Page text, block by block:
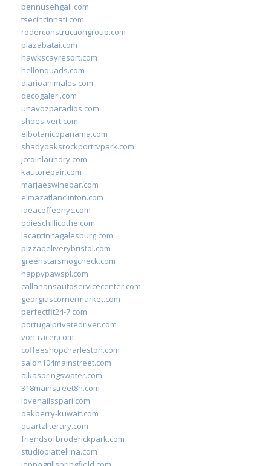
bennusehgall.com
tsecincinnati.com
roderconstructiongroup.com
plazabatai.com
hawkscayresort.com
hellonquads.com
diarioanimales.com
decogaleri.com
unavozparadios.com
shoes-vert.com
elbotanicopanama.com
shadyoaksrockportrvpark.com
jccoinlaundry.com
kautorepair.com
marjaeswinebar.com
elmazatlanclinton.com
ideacoffeenyc.com
odieschillicothe.com
lacantinitagalesburg.com
pizzadeliverybristol.com
greenstarsmogcheck.com
happypawspl.com
callahansautoservicecenter.com
georgiascornermarket.com
perfectfit24-7.com
portugalprivatedriver.com
von-racer.com
coffeeshopcharleston.com
salon104mainstreet.com
alkaspringswater.com
318mainstreet8h.com
lovenailsspari.com
oakberry-kuwait.com
quartzliterary.com
friendsofbroderickpark.com
studiopiattellina.com